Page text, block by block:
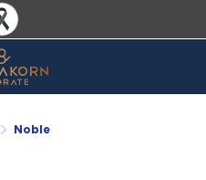
Noble